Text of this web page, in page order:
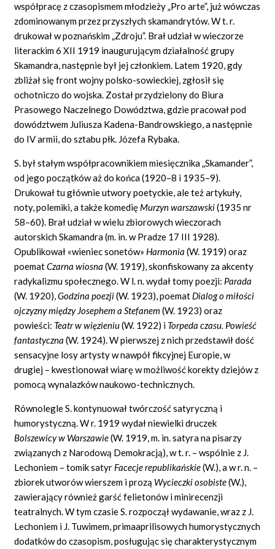
współpracę z czasopismem młodzieży „Pro arte”, już wówczas
zdominowanym przez przyszłych skamandrytów. W t. r.
drukował w poznańskim „Zdroju”. Brał udział w wieczorze
literackim 6 XII 1919 inaugurującym działalność grupy
Skamandra, następnie był jej członkiem. Latem 1920, gdy
zbliżał się front wojny polsko-sowieckiej, zgłosił się
ochotniczo do wojska. Został przydzielony do Biura
Prasowego Naczelnego Dowództwa, gdzie pracował pod
dowództwem Juliusza Kadena-Bandrowskiego, a następnie
do IV armii, do sztabu płk. Józefa Rybaka.
S. był stałym współpracownikiem miesięcznika „Skamander”,
od jego początków aż do końca (1920–8 i 1935–9).
Drukował tu głównie utwory poetyckie, ale też artykuły,
noty, polemiki, a także komedię Murzyn warszawski(1935 nr
58–60). Brał udział w wielu zbiorowych wieczorach
autorskich Skamandra (m. in. w Pradze 17 III 1928).
Opublikował «wieniec sonetów» Harmonia(W. 1919) oraz
poematCzarna wiosna(W. 1919), skonfiskowany za akcenty
radykalizmu społecznego. W l. n. wydał tomy poezji: Parada
(W. 1920),Godzina poezji(W. 1923), poemat Dialog o miłości
ojczyzny między Josephem a Stefanem(W. 1923) oraz
powieści: Teatr w więzieniu(W. 1922) i Torpeda czasu. Powieść
fantastyczna(W. 1924). W pierwszej z nich przedstawił dość
sensacyjne losy artysty w nawpół fikcyjnej Europie, w
drugiej – kwestionował wiarę w możliwość korekty dziejów z
pomocą wynalazków naukowo-technicznych.
Równolegle S. kontynuował twórczość satyryczną i
humorystyczną. W r. 1919 wydał niewielki druczek
Bolszewicy w Warszawie(W. 1919, m. in. satyra na pisarzy
związanych z Narodową Demokracją), w t. r. – wspólnie z J.
Lechoniem – tomik satyr Facecje republikańskie(W.), a w r. n. –
zbiorek utworów wierszem i prozą Wycieczki osobiste(W.),
zawierający również garść felietonów i minirecenzji
teatralnych. W tym czasie S. rozpoczął wydawanie, wraz z J.
Lechoniem i J. Tuwimem, primaaprilisowych humorystycznych
dodatków do czasopism, posługując się charakterystycznym